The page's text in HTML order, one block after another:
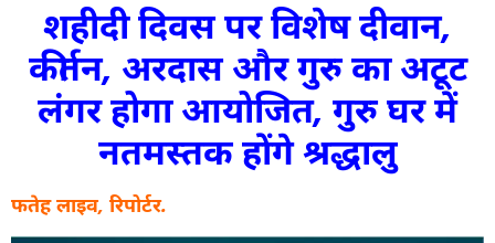
शहीदी दिवस पर विशेष दीवान,
कीर्तन, अरदास और गुरु का अटूट
लंगर होगा आयोजित, गुरु घर में
नतमस्तक होंगे श्रद्धालु
फतेह लाइव, रिपोर्टर.